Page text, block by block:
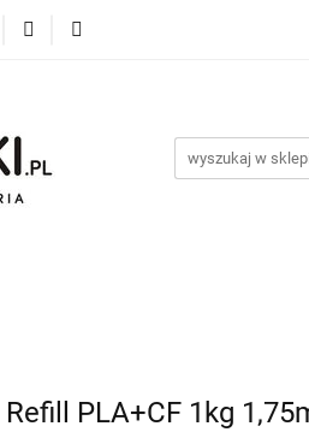
Bestsellery
PLA+CF 1kg